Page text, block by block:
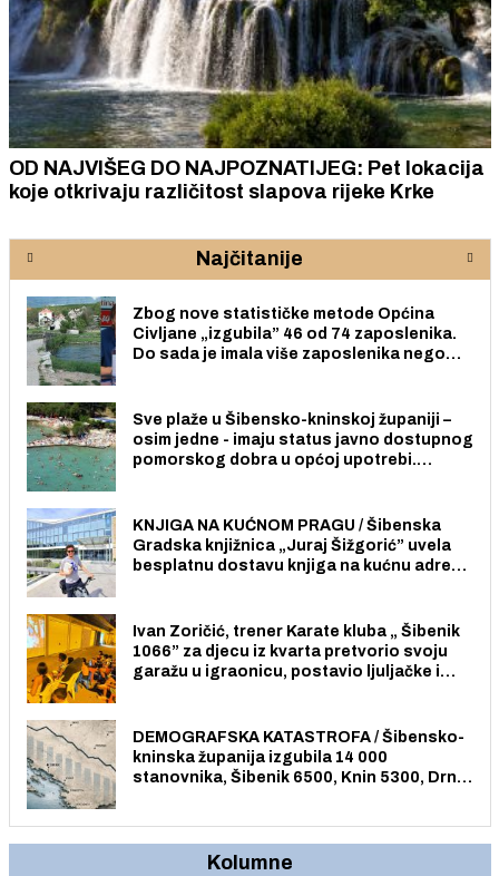
OD NAJVIŠEG DO NAJPOZNATIJEG: Pet lokacija
koje otkrivaju različitost slapova rijeke Krke
Najčitanije
Zbog nove statističke metode Općina
Civljane „izgubila” 46 od 74 zaposlenika.
Do sada je imala više zaposlenika nego
Sve plaže u Šibensko-kninskoj županiji –
osim jedne - imaju status javno dostupnog
pomorskog dobra u općoj upotrebi.
KNJIGA NA KUĆNOM PRAGU / Šibenska
Gradska knjižnica „Juraj Šižgorić” uvela
besplatnu dostavu knjiga na kućnu adresu
Ivan Zoričić, trener Karate kluba „ Šibenik
1066” za djecu iz kvarta pretvorio svoju
garažu u igraonicu, postavio ljuljačke i
DEMOGRAFSKA KATASTROFA / Šibensko-
kninska županija izgubila 14 000
stanovnika, Šibenik 6500, Knin 5300, Drniš
Kolumne